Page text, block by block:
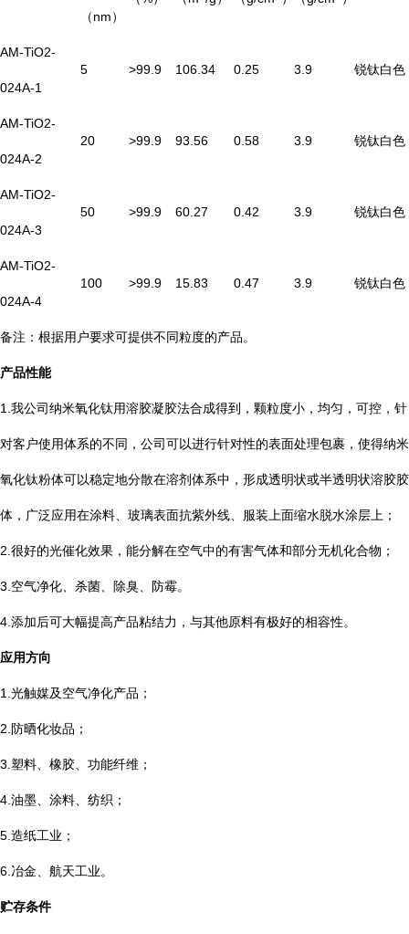
（nm）
AM-TiO2-
024A-1
5 >99.9 106.34 0.25 3.9 锐钛白色
AM-TiO2-
024A-2
20 >99.9 93.56 0.58 3.9 锐钛白色
AM-TiO2-
024A-3
50 >99.9 60.27 0.42 3.9 锐钛白色
AM-TiO2-
024A-4
100 >99.9 15.83 0.47 3.9 锐钛白色
备注：根据用户要求可提供不同粒度的产品。
产品性能
1.我公司纳米氧化钛用溶胶凝胶法合成得到，颗粒度小，均匀，可控，针
对客户使用体系的不同，公司可以进行针对性的表面处理包裹，使得纳米
氧化钛粉体可以稳定地分散在溶剂体系中，形成透明状或半透明状溶胶胶
体，广泛应用在涂料、玻璃表面抗紫外线、服装上面缩水脱水涂层上；
2.很好的光催化效果，能分解在空气中的有害气体和部分无机化合物；
3.空气净化、杀菌、除臭、防霉。
4.添加后可大幅提高产品粘结力，与其他原料有极好的相容性。
应用方向
1.光触媒及空气净化产品；
2.防晒化妆品；
3.塑料、橡胶、功能纤维；
4.油墨、涂料、纺织；
5.造纸工业；
6.冶金、航天工业。
贮存条件